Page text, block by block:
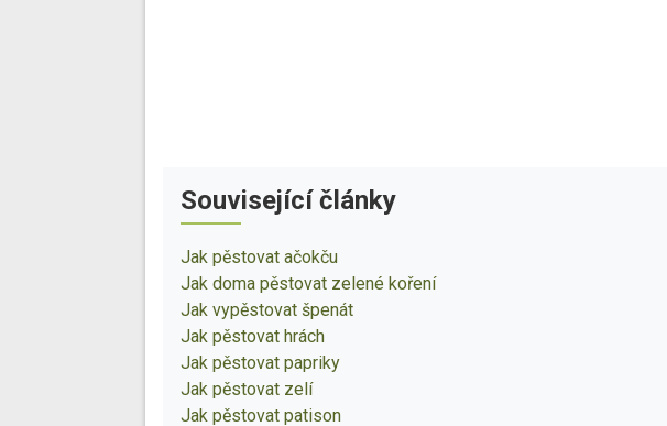
Související články
Jak pěstovat ačokču
Jak doma pěstovat zelené koření
Jak vypěstovat špenát
Jak pěstovat hrách
Jak pěstovat papriky
Jak pěstovat zelí
Jak pěstovat patison